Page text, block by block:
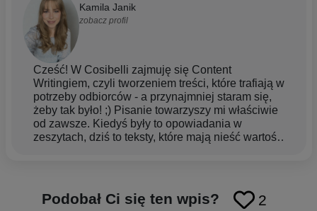
Kamila Janik
zobacz profil
Cześć! W Cosibelli zajmuję się Content
Writingiem, czyli tworzeniem treści, które trafiają w
potrzeby odbiorców - a przynajmniej staram się,
żeby tak było! ;) Pisanie towarzyszy mi właściwie
od zawsze. Kiedyś były to opowiadania w
zeszytach, dziś to teksty, które mają nieść wartość
kreatywnych, jak i merytorycznych. W pracy
stawiam na prostotę i konkret. Wierzę, że dobry
Podobał Ci się ten wpis? 2